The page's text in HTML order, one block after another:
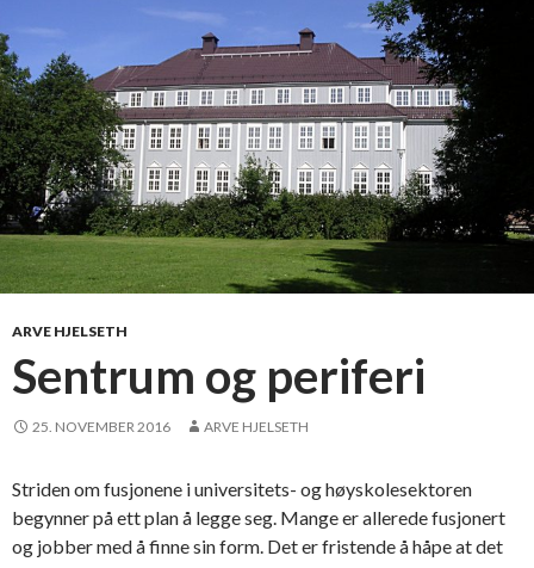
i
b
a
r
s
t
r
i
d
ARVE HJELSETH
Sentrum og periferi
25. NOVEMBER 2016 ARVE HJELSETH
Striden om fusjonene i universitets- og høyskolesektoren
begynner på ett plan å legge seg. Mange er allerede fusjonert
og jobber med å finne sin form. Det er fristende å håpe at det